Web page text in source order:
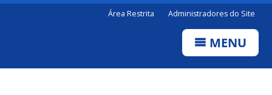
Área Restrita Administradores do Site
MENU